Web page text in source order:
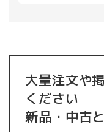
大量注文や
ください
新品・中古